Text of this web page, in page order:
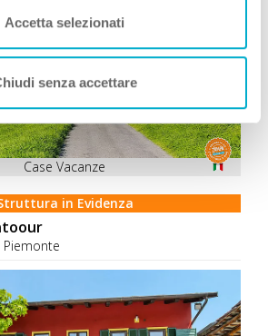
Accetta selezionati
senza accettare
Case Vacanze
in Evidenza
Piemonte